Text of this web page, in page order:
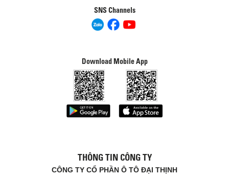
SNS Channels
Download Mobile App
THÔNG TIN CÔNG TY
CÔNG TY CỔ PHẦN Ô TÔ ĐẠI THỊNH